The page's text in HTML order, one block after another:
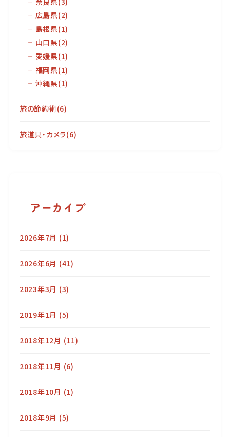
広島県(2)
島根県(1)
山口県(2)
愛媛県(1)
福岡県(1)
沖縄県(1)
旅の節約術(6)
旅道具・カメラ(6)
アーカイブ
2026年7月 (1)
2026年6月 (41)
2023年3月 (3)
2019年1月 (5)
2018年12月 (11)
2018年11月 (6)
2018年10月 (1)
2018年9月 (5)